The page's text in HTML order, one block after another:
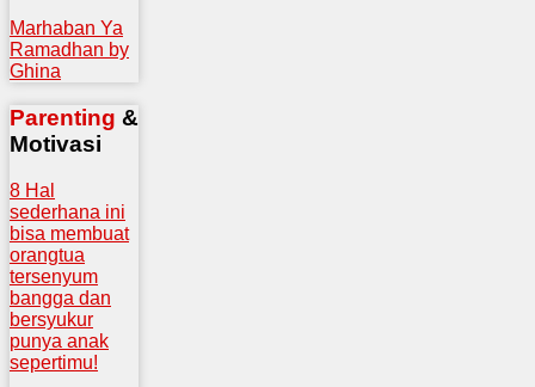
Marhaban Ya
Ramadhan by
Ghina
Parenting &
Motivasi
8 Hal
sederhana ini
bisa membuat
orangtua
tersenyum
bangga dan
bersyukur
punya anak
sepertimu!